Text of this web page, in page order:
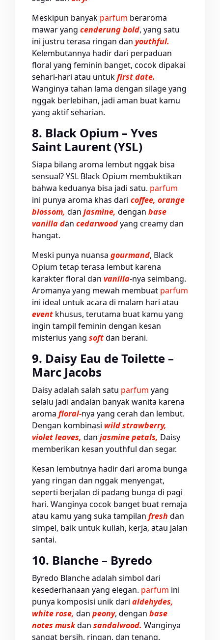
Meskipun banyak parfum beraroma
mawar yang cenderung bold, yang satu
ini justru terasa ringan dan youthful.
Kelembutannya hadir dari perpaduan
floral yang feminin banget, cocok dipakai
sehari-hari atau untukfirst date.
Wanginya tahan lama dengan silage yang
nggak berlebihan, jadi aman buat kamu
yang aktif seharian.
8. Black Opium – Yves
Saint Laurent (YSL)
Siapa bilang aroma lembut nggak bisa
sensual? YSL Black Opium membuktikan
bahwa keduanya bisa jadi satu. parfum
ini punya aroma khas dari coffee, orange
blossom, dan jasmine, dengan base
vanilla dan cedarwoodyang creamy dan
hangat.
Meski punya nuansa gourmand, Black
Opium tetap terasa lembut karena
karakter floral dan vanilla-nya seimbang.
Aromanya yang mewah membuat parfum
ini ideal untuk acara di malam hari atau
event khusus, terutama buat kamu yang
ingin tampil feminin dengan kesan
misterius yang softdan berani.
9. Daisy Eau de Toilette –
Marc Jacobs
Daisy adalah salah satu parfum yang
selalu jadi andalan banyak wanita karena
aroma floral-nya yang cerah dan lembut.
Dengan kombinasi wild strawberry,
violet leaves, dan jasmine petals, Daisy
memberikan kesan youthful dan segar.
Kesan lembutnya hadir dari aroma bunga
yang ringan dan nggak menyengat,
seperti berjalan di padang bunga di pagi
hari. Wanginya cocok banget buat remaja
atau kamu yang suka tampilan fresh dan
simpel, baik untuk kuliah, kerja, atau jalan
santai.
10. Blanche – Byredo
Byredo Blanche adalah simbol dari
kesederhanaan yang elegan. parfum ini
punya komposisi unik dari aldehydes,
white rose, dan peony, dengan base
notes muskdan sandalwood. Wanginya
sangat bersih, ringan, dan tenang.